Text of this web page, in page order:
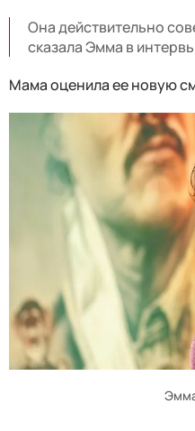
Она действительно
сказала Эмма в
Мама оценила ее новую